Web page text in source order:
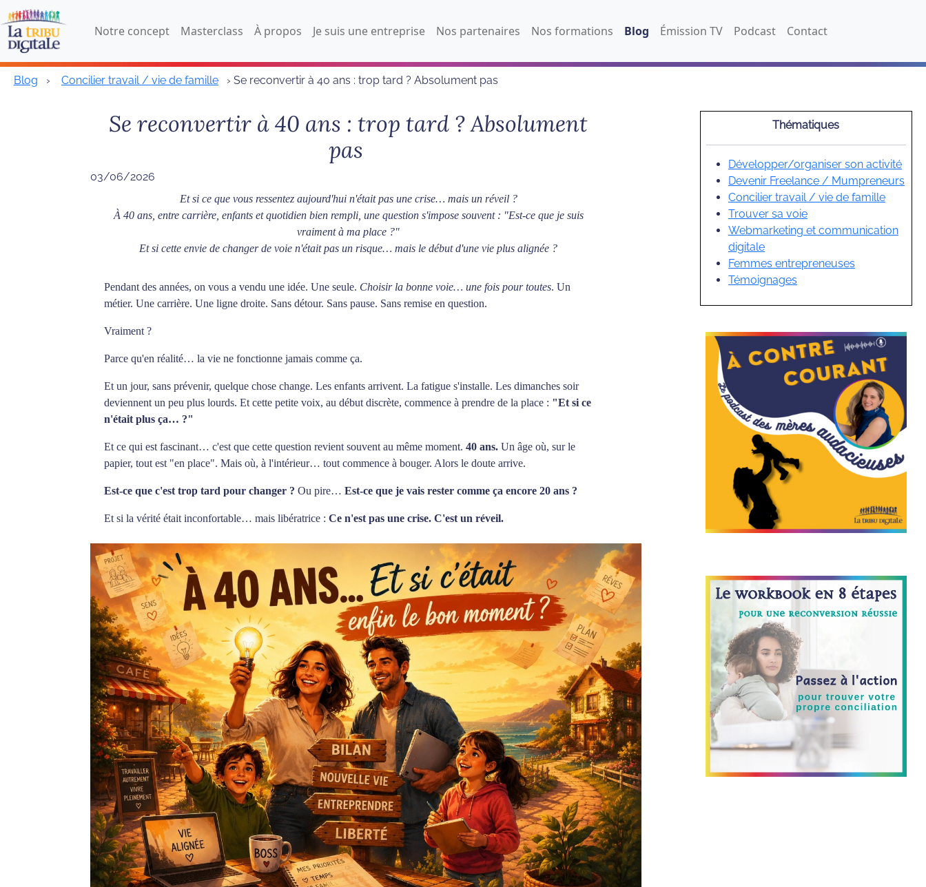
Notre concept Masterclass À propos Je suis une entreprise Nos partenaires Nos formations Blog Émission TV Podcast Contact
Blog › Concilier travail / vie de famille › Se reconvertir à 40 ans : trop tard ? Absolument pas
Se reconvertir à 40 ans : trop tard ? Absolument
pas
03/06/2026
Et si ce que vous ressentez aujourd'hui n'était pas une crise… mais un réveil ?
À 40 ans, entre carrière, enfants et quotidien bien rempli, une question s'impose souvent : "Est-ce que je suis
vraiment à ma place ?"
Et si cette envie de changer de voie n'était pas un risque… mais le début d'une vie plus alignée ?
Pendant des années, on vous a vendu une idée. Une seule. Choisir la bonne voie… une fois pour toutes. Un
métier. Une carrière. Une ligne droite. Sans détour. Sans pause. Sans remise en question.
Vraiment ?
Parce qu'en réalité… la vie ne fonctionne jamais comme ça.
Et un jour, sans prévenir, quelque chose change. Les enfants arrivent. La fatigue s'installe. Les dimanches soir
deviennent un peu plus lourds. Et cette petite voix, au début discrète, commence à prendre de la place : "Et si ce
n'était plus ça… ?"
Et ce qui est fascinant… c'est que cette question revient souvent au même moment. 40 ans.Un âge où, sur le
papier, tout est "en place". Mais où, à l'intérieur… tout commence à bouger. Alors le doute arrive.
Est-ce que c'est trop tard pour changer ? Ou pire… Est-ce que je vais rester comme ça encore 20 ans ?
Et si la vérité était inconfortable… mais libératrice : Ce n'est pas une crise. C'est un réveil.
Thématiques
Développer/organiser son activité
Devenir Freelance / Mumpreneurs
Concilier travail / vie de famille
Trouver sa voie
Webmarketing et communication
digitale
Femmes entrepreneuses
Témoignages